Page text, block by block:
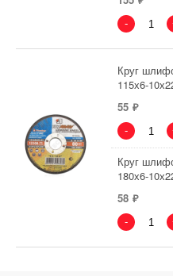
-
Круг
115х6-
55
-
Круг
180х6-
58
-